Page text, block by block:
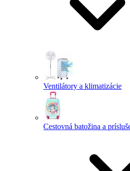
Ventilátory a klimatizácie
Cestovná batožina a